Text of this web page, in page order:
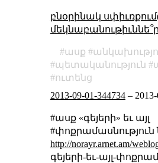
բնօրինակ
ասք
պետականություն
ուտենց
2013-09-01-344734–
#ասք «գեյերի» եւ այլ
#փոքրամասնություն
http://norayr.arnet.am/
գեյերի-եւ-այլ-